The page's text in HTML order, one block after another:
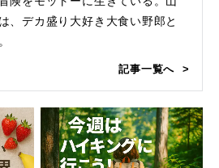
、デカ盛り大好き大食い野郎と
記事一覧へ